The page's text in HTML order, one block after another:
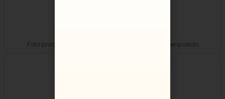
Foto produk, video, desain untuk mendukung penjualan